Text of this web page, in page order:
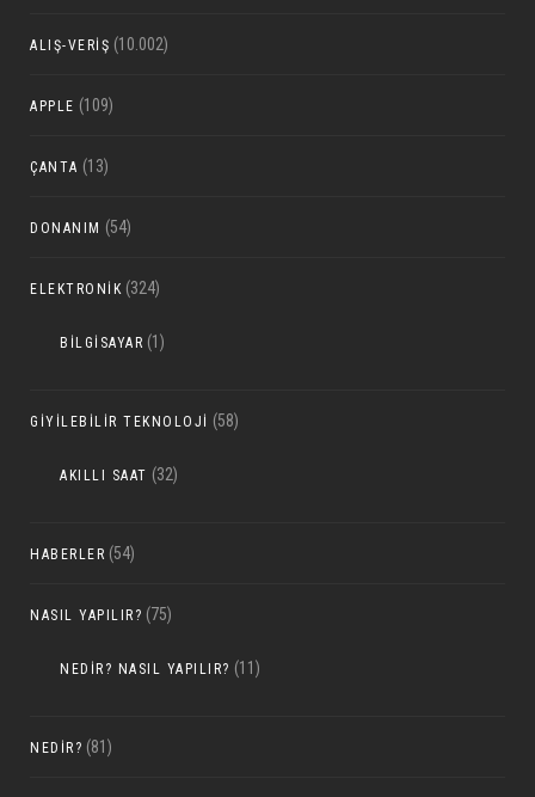
ALIŞ-VERIŞ (10.002)
APPLE (109)
ÇANTA (13)
DONANIM (54)
ELEKTRONIK (324)
BILGISAYAR (1)
GIYILEBILIR TEKNOLOJI (58)
AKILLI SAAT (32)
HABERLER (54)
NASIL YAPILIR? (75)
NEDIR? NASIL YAPILIR? (11)
NEDIR? (81)